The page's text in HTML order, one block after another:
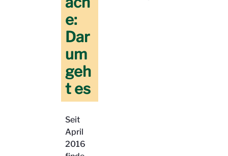
e:
Dar
um
geh
t es
Seit
April
2016